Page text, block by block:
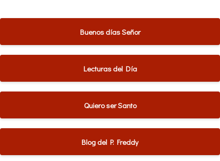
Buenos días Señor
Lecturas del Día
Quiero ser Santo
Blog del P. Freddy